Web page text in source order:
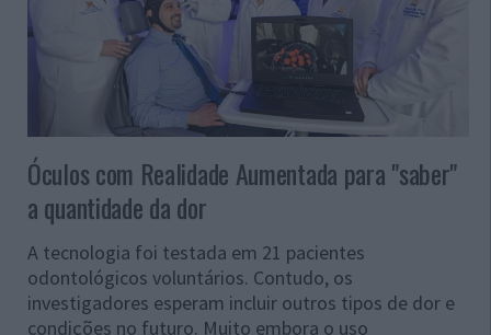
Óculos com Realidade Aumentada para "saber"
a quantidade da dor
A tecnologia foi testada em 21 pacientes
odontológicos voluntários. Contudo, os
investigadores esperam incluir outros tipos de dor e
condições no futuro. Muito embora o uso